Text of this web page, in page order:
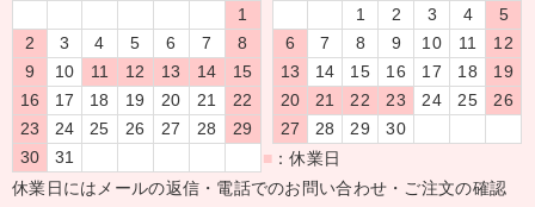
1
2
3 4 5 6 7
8
9
10 11 12 13 14
15
16
17 18 19 20 21
22
23
24 25 26 27 28
29
30
31
1 2 3 4
5
6
7 8 9 10 11
12
13
14 15 16 17 18
19
20
21 22 23 24 25
26
27
28 29
30
■ ：休業日
休業日にはメールの返信・電話でのお問い合わせ・ご注文の確認